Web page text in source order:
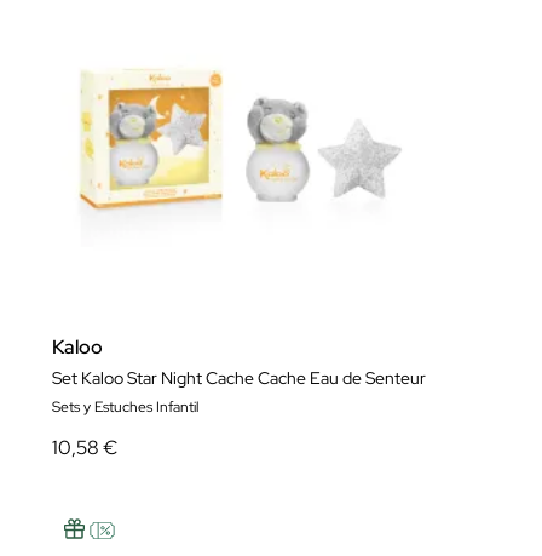
Kaloo
Set Kaloo Star Night Cache Cache Eau de Senteur
Sets y Estuches Infantil
10,58 €